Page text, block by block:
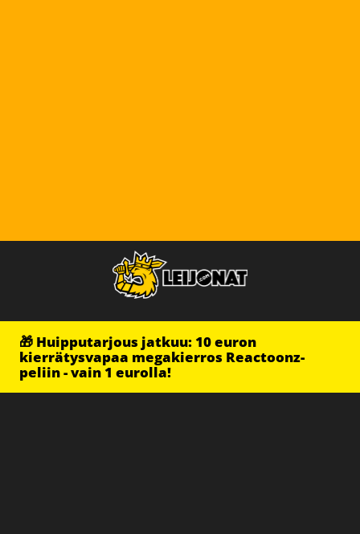
🎁 Huipputarjous jatkuu: 10 euron
kierrätysvapaa megakierros Reactoonz-
peliin - vain 1 eurolla!